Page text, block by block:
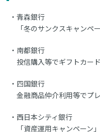
青森銀行
「冬のサンクスキャンペ
南都銀行
投信購入等でギフトカー
四国銀行
金融商品仲介利用等でプ
西日本シティ銀行
「資産運用キャンペーン